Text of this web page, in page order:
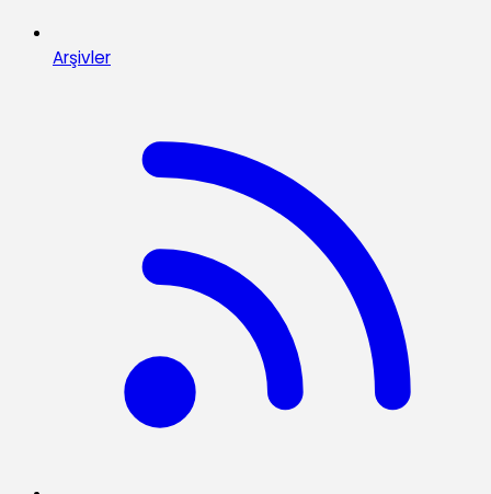
Arşivler